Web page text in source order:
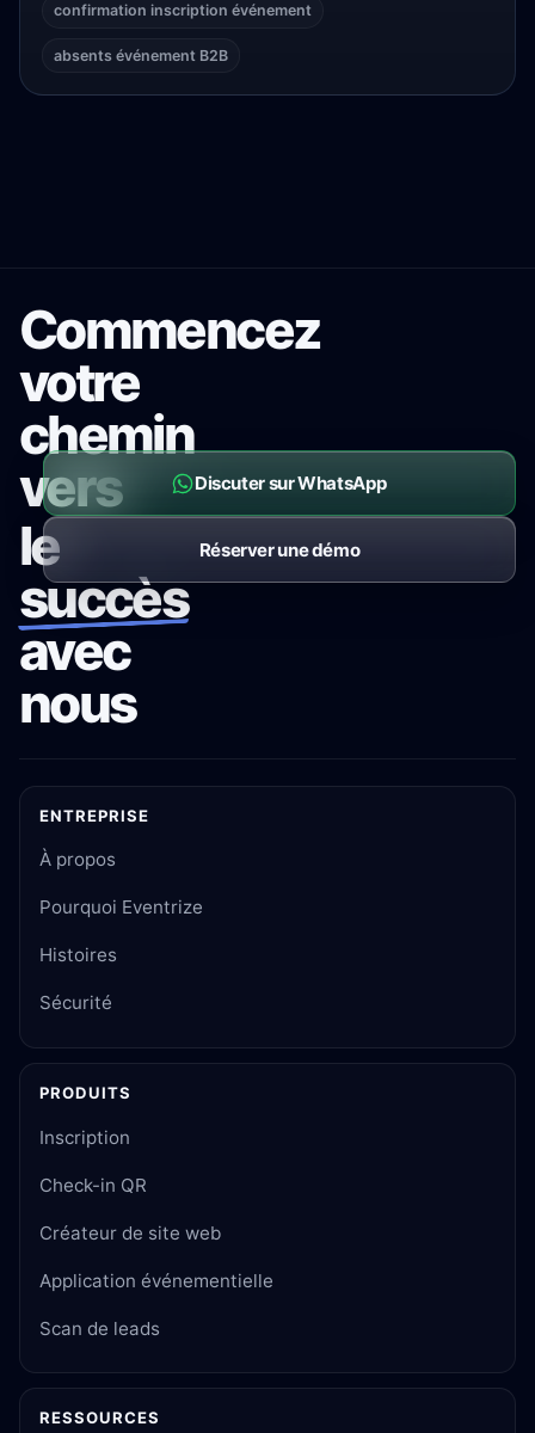
confirmation inscription événement
absents événement B2B
Commencez
votre
chemin
vers
le
succès
avec
nous
Discuter sur WhatsApp
Réserver une démo
ENTREPRISE
À propos
Pourquoi Eventrize
Histoires
Sécurité
PRODUITS
Inscription
Check-in QR
Créateur de site web
Application événementielle
Scan de leads
RESSOURCES